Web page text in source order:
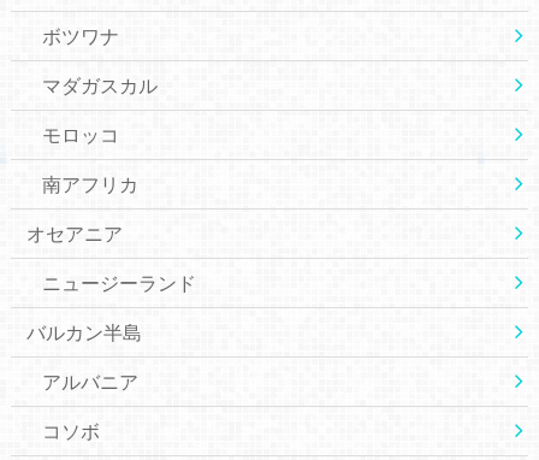
ボツワナ
マダガスカル
モロッコ
南アフリカ
オセアニア
ニュージーランド
バルカン半島
アルバニア
コソボ